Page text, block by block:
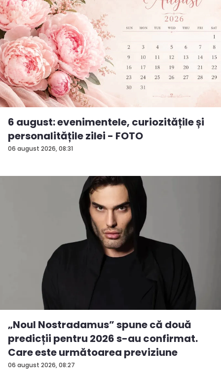
06 august 2026, 08:31
6 august: evenimentele, curiozitățile și
personalitățile zilei - FOTO
06 august 2026, 08:27
„Noul Nostradamus” spune că două
predicții pentru 2026 s-au confirmat.
Care este următoarea previziune